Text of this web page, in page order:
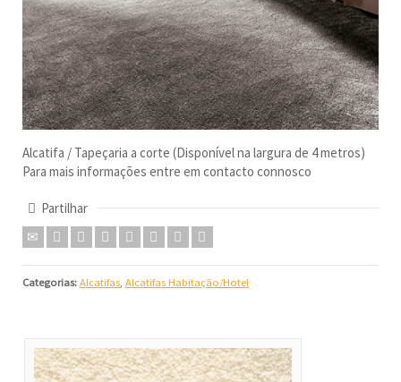
Alcatifa / Tapeçaria a corte (Disponível na largura de 4 metros)
Para mais informações entre em contacto connosco
Partilhar
Categorias: Alcatifas Alcatifas Habitação/Hotel